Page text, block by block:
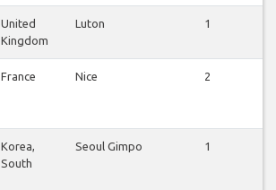
United
Kingdom
Luton
1
France Nice
2
Korea,
South
Seoul Gimpo
1